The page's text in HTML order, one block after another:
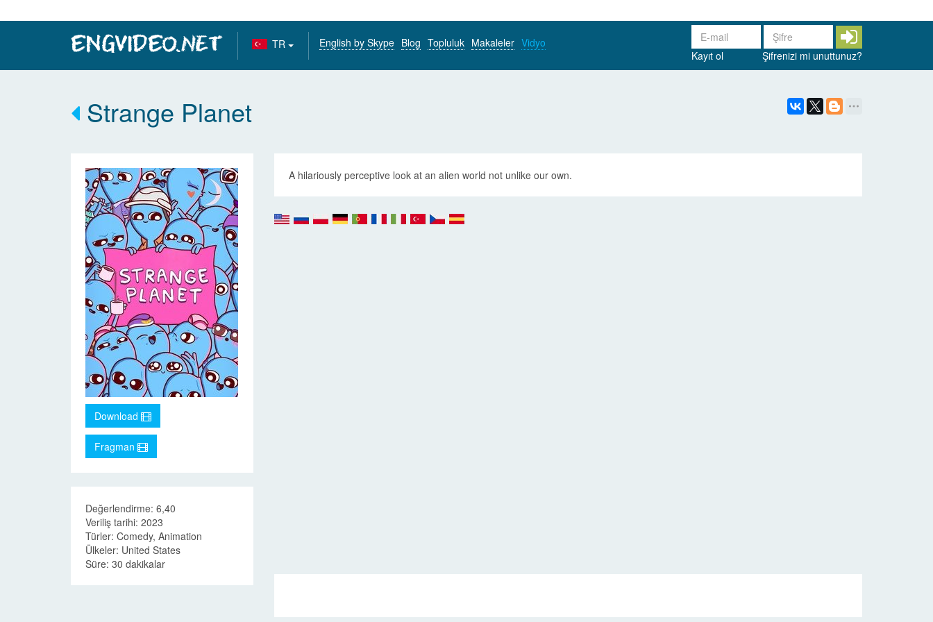
TR English by Skype Blog Topluluk Makaleler Vidyo
Kayıt ol
Şifrenizi mi unuttunuz?
Strange Planet
Download
Fragman
Değerlendirme: 6,40
Veriliş tarihi: 2023
Türler: Comedy, Animation
Ülkeler: United States
Süre: 30 dakikalar
A hilariously perceptive look at an alien world not unlike our own.